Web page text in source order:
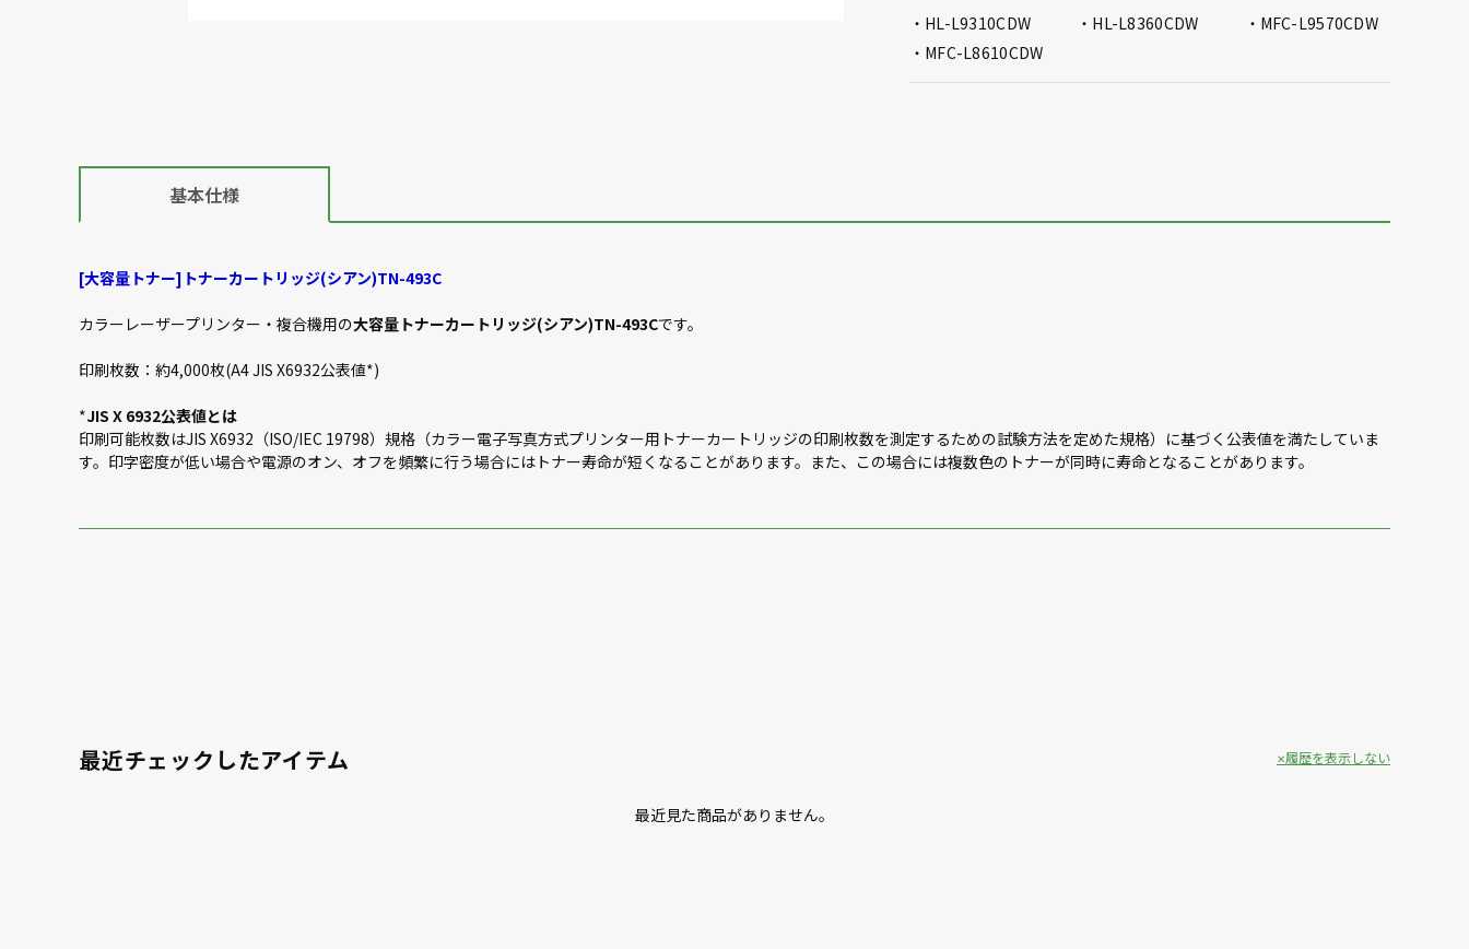
HL-L9310CDW HL-L8360CDW
MFC-L9570CDW
MFC-L8610CDW
基本仕様
[大容量トナー]トナーカートリッジ(シアン)TN-493C
カラーレーザープリンター・複合機用の大容量トナーカートリッジ(シアン)TN-493Cです。
印刷枚数：約4,000枚(A4 JIS X6932公表値*)
*JIS X 6932公表値とは
印刷可能枚数はJIS X6932（ISO/IEC 19798）規格（カラー電子写真方式プリンター用トナーカートリッジの印刷枚数を測定するための試験方法を定めた規格）に基づく公表値を満たしていま
す。印字密度が低い場合や電源のオン、オフを頻繁に行う場合にはトナー寿命が短くなることがあります。また、この場合には複数色のトナーが同時に寿命となることがあります。
最近チェックしたアイテム
最近見た商品がありません。
履歴を表示しない